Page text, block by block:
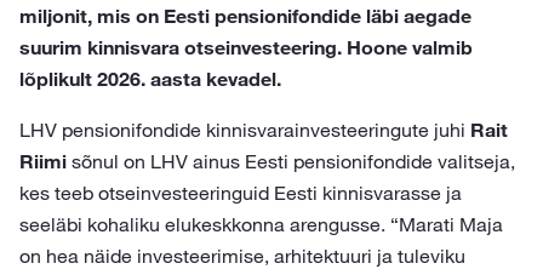
miljonit, mis on Eesti pensionifondide läbi aegade
suurim kinnisvara otseinvesteering. Hoone valmib
lõplikult 2026. aasta kevadel.
LHV pensionifondide kinnisvarainvesteeringute juhi Rait
Riimi sõnul on LHV ainus Eesti pensionifondide valitseja,
kes teeb otseinvesteeringuid Eesti kinnisvarasse ja
seeläbi kohaliku elukeskkonna arengusse. “Marati Maja
on hea näide investeerimise, arhitektuuri ja tuleviku